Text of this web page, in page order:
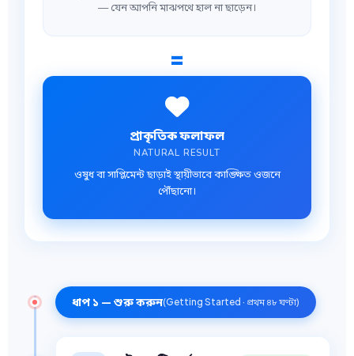
— যেন আপনি মাঝপথে হাল না ছাড়েন।
=
প্রাকৃতিক ফলাফল
NATURAL RESULT
ওষুধ বা সাপ্লিমেন্ট ছাড়াই স্থায়ীভাবে কাঙ্ক্ষিত ওজনে
পৌঁছানো।
ধাপ ১ — শুরু করুন(Getting Started · প্রথম ৪৮ ঘণ্টা)